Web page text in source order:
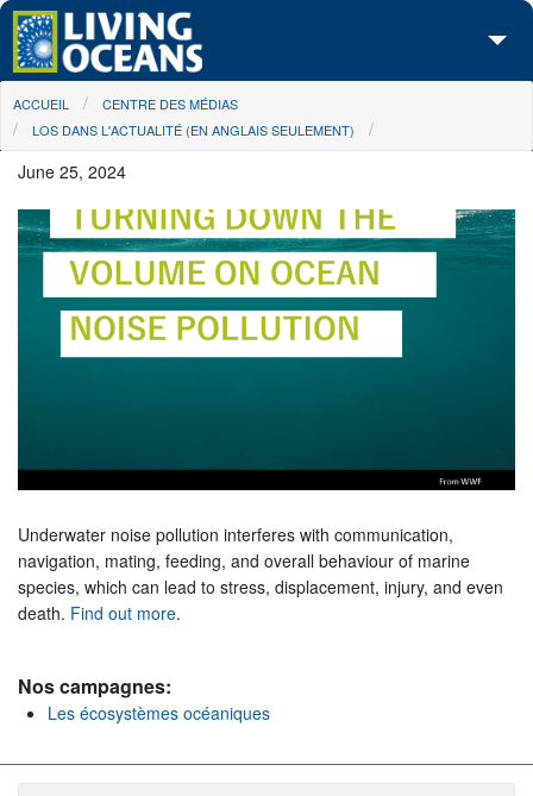
Skip to main content
À propos de nous
Nos campagnes
Centre des Médias
Les Cartes
Passez à l'action
You are here
ACCUEIL
CENTRE DES MÉDIAS
LOS DANS L'ACTUALITÉ (EN ANGLAIS SEULEMENT)
June 25, 2024
Underwater noise pollution interferes with communication,
navigation, mating, feeding, and overall behaviour of marine
species, which can lead to stress, displacement, injury, and even
death. Find out more.
Nos campagnes:
Les écosystèmes océaniques